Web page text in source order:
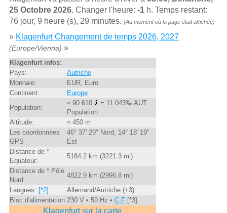
25 Octobre 2026. Changer l'heure: -1h. Temps restant:
76 jour, 9 heure (s), 29 minutes. (Au moment où la page était affichée)
» Klagenfurt Changement de temps 2026, 2027
(Europe/Vienna) »
Klagenfurt infos:
Pays:
Autriche
Monnaie:
EUR, Euro
Continent:
Europe
Population:
≈ 90 610
= 11.043‰ AUT
Population
Altitude:
≈ 450 m
Les coordonnées
GPS
46° 37' 29" Nord, 14° 18' 19"
Est
Distance de *
Equateur:
5184.2 km (3221.3 mi)
Distance de * Pôle
Nord:
4822.9 km (2996.8 mi)
Langues: [*2]
Allemand/Autriche (+3)
Bloc d'alimentation 230 V • 50 Hz • C,F[*3]
Klagenfurt sur la carte